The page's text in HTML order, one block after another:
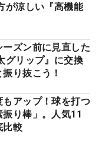
が涼しい『高機能
ズン前に見直した
り抜こう！
もアップ！球を打つ
振り棒」。人気11
比較